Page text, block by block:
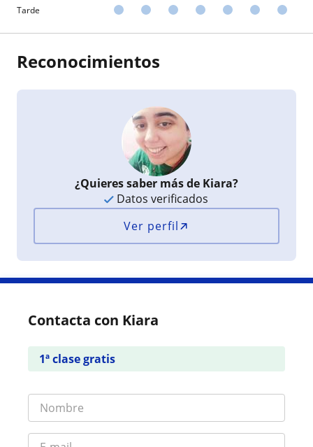
Tarde
Reconocimientos
¿Quieres saber más de Kiara?
Datos verificados
Ver perfil
Contacta con Kiara
1ª clase gratis